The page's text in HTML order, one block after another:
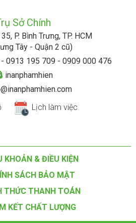
Sở Chính
P. Bình Trưng, TP. HCM
Tây - Quận 2 cũ)
0913 195 709 - 0909 000 476
inanphamhien
Lịch làm việc
KHOẢN & ĐIỀU KIỆN
SÁCH BẢO MẬT
THỨC THANH TOÁN
KẾT CHẤT LƯỢNG